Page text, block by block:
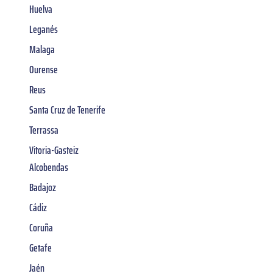
Huelva
Leganés
Malaga
Ourense
Reus
Santa Cruz de Tenerife
Terrassa
Vitoria-Gasteiz
Alcobendas
Badajoz
Cádiz
Coruña
Getafe
Jaén